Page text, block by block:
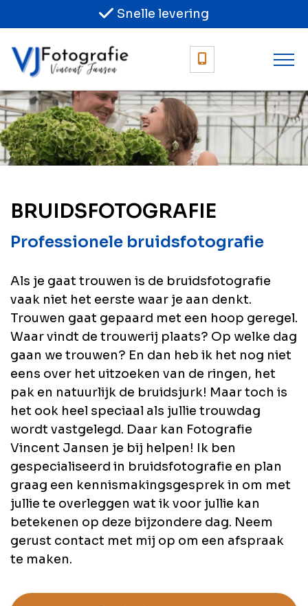
Snelle levering
BRUIDSFOTOGRAFIE
Professionele bruidsfotografie
Als je gaat trouwen is de bruidsfotografie
vaak niet het eerste waar je aan denkt.
Trouwen gaat gepaard met een hoop geregel.
Waar vindt de trouwerij plaats? Op welke dag
gaan we trouwen? En dan heb ik het nog niet
eens over het uitzoeken van de ringen, het
pak en natuurlijk de bruidsjurk! Maar toch is
het ook heel speciaal als jullie trouwdag
wordt vastgelegd. Daar kan Fotografie
Vincent Jansen je bij helpen! Ik ben
gespecialiseerd in bruidsfotografie en plan
graag een kennismakingsgesprek in om met
jullie te overleggen wat ik voor jullie kan
betekenen op deze bijzondere dag. Neem
gerust contact met mij op om een afspraak
te maken.